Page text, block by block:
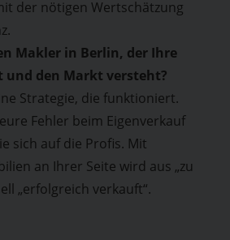
der nötigen Wertschätzung
Makler in Berlin, der Ihre
und den Markt versteht?
Strategie, die funktioniert.
Fehler beim Eigenverkauf
sich auf die Profis. Mit
an Ihrer Seite wird aus „zu
„erfolgreich verkauft“.